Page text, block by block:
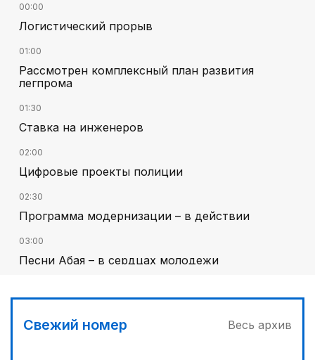
00:00
Логистический прорыв
01:00
Рассмотрен комплексный план развития
легпрома
01:30
Ставка на инженеров
02:00
Цифровые проекты полиции
02:30
Программа модернизации – в действии
03:00
Песни Абая – в сердцах молодежи
Гостья на кирпичной стене
03:30
Свежий номер Весь архив